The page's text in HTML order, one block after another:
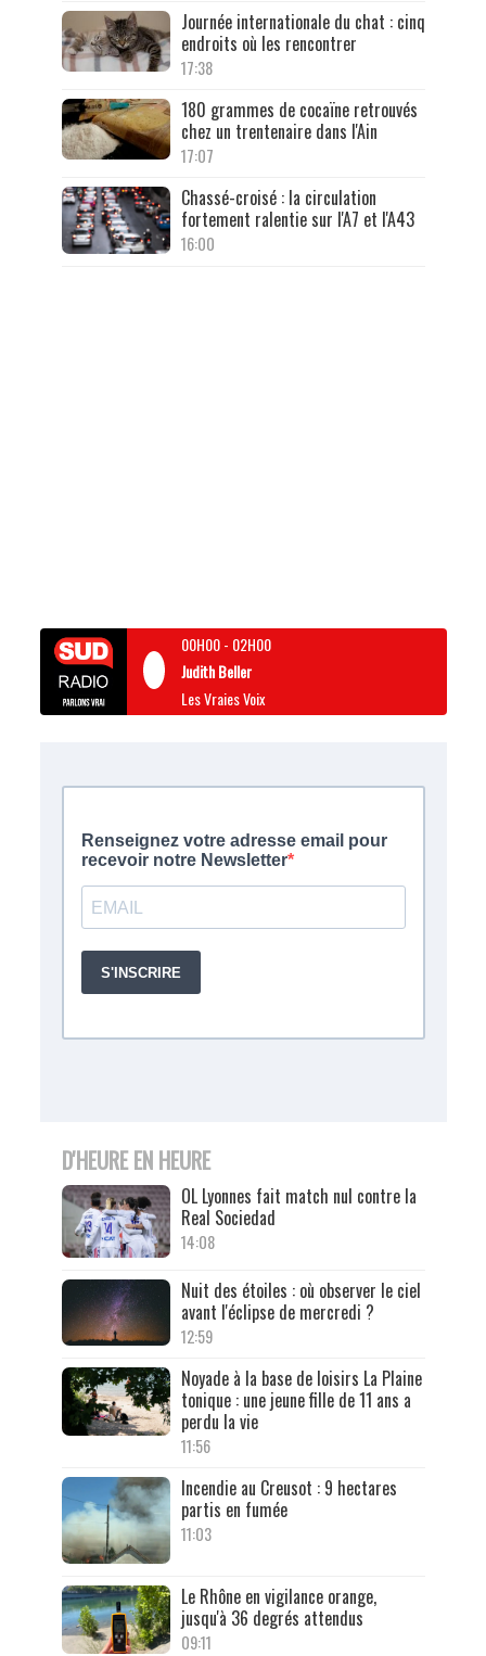
Journée internationale du chat : cinq
endroits où les rencontrer
17:38
180 grammes de cocaïne retrouvés
chez un trentenaire dans l'Ain
17:07
Chassé-croisé : la circulation
fortement ralentie sur l'A7 et l'A43
16:00
00H00- 02H00
Judith Beller
Les Vraies Voix
D'HEURE EN HEURE
OL Lyonnes fait match nul contre la
Real Sociedad
14:08
Nuit des étoiles : où observer le ciel
avant l'éclipse de mercredi ?
12:59
Noyade à la base de loisirs La Plaine
tonique : une jeune fille de 11 ans a
perdu la vie
11:56
Incendie au Creusot : 9 hectares
partis en fumée
11:03
Le Rhône en vigilance orange,
jusqu'à 36 degrés attendus
09:11